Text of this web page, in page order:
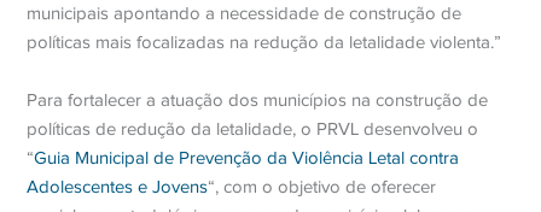
municipais apontando a necessidade de construção de
políticas mais focalizadas na redução da letalidade violenta.”
Para fortalecer a atuação dos municípios na construção de
políticas de redução da letalidade, o PRVL desenvolveu o
“Guia Municipal de Prevenção da Violência Letal contra
Adolescentes e Jovens“, com o objetivo de oferecer